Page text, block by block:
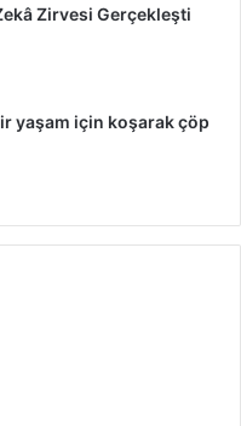
Zirvesi Gerçekleşti
yaşam için koşarak çöp